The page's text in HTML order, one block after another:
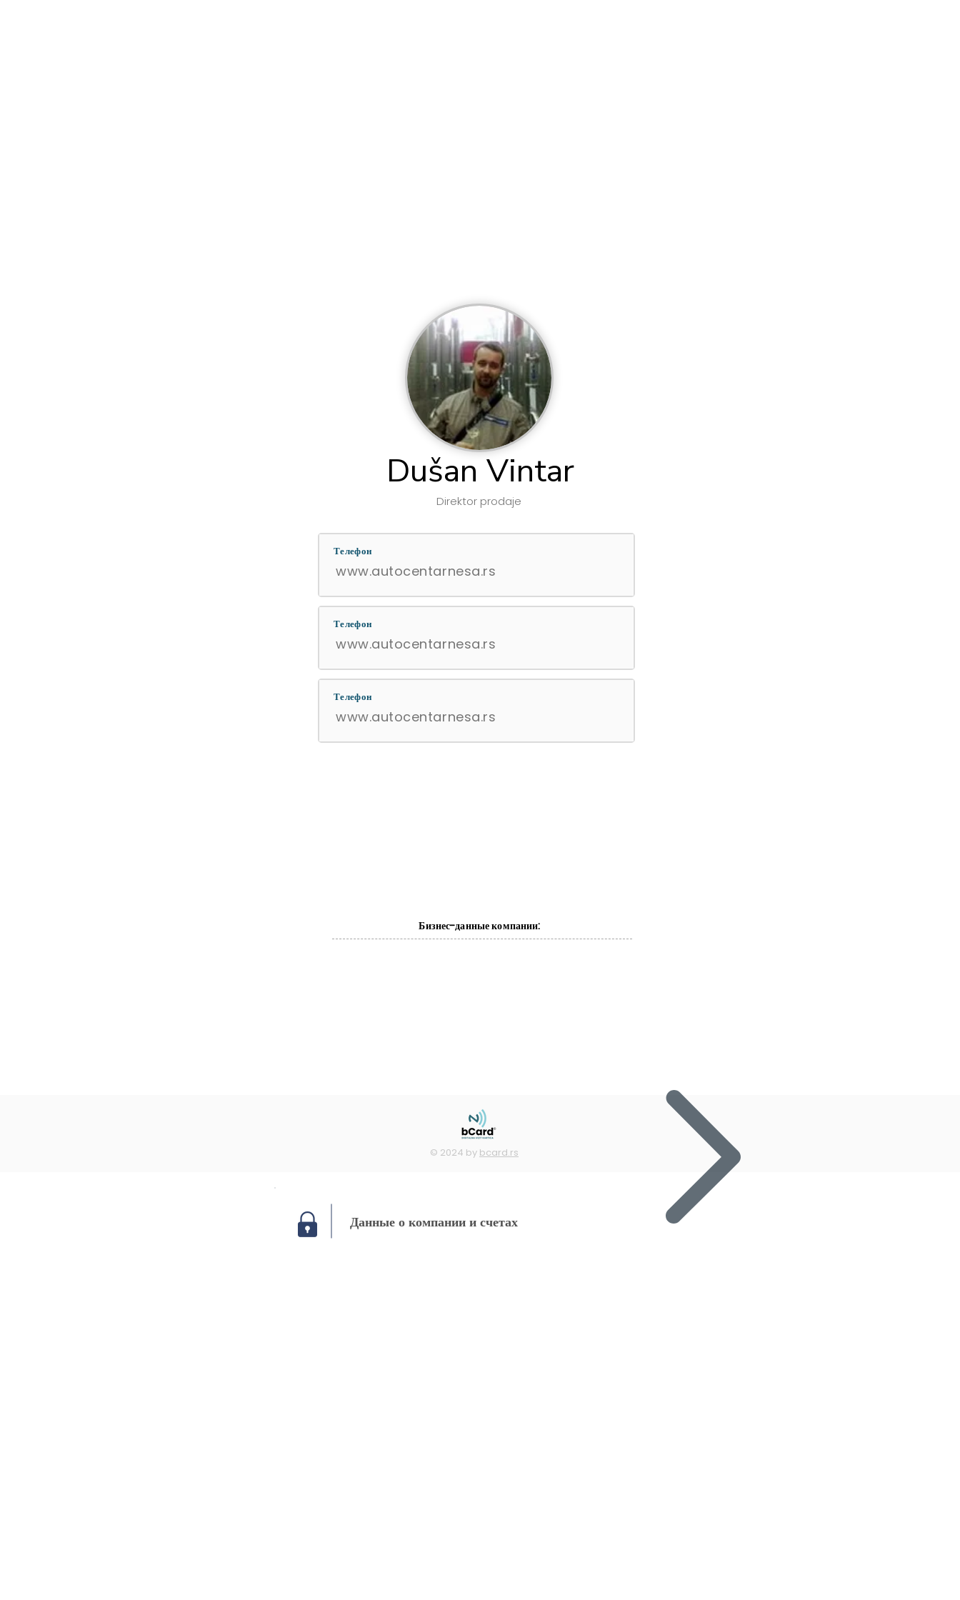
Dušan Vintar
Direktor prodaje
Телефон
www.autocentarnesa.rs
Телефон
www.autocentarnesa.rs
Телефон
www.autocentarnesa.rs
Бизнес-данные компании:
© 2024 by bcard.rs
Данные о компании и счетах